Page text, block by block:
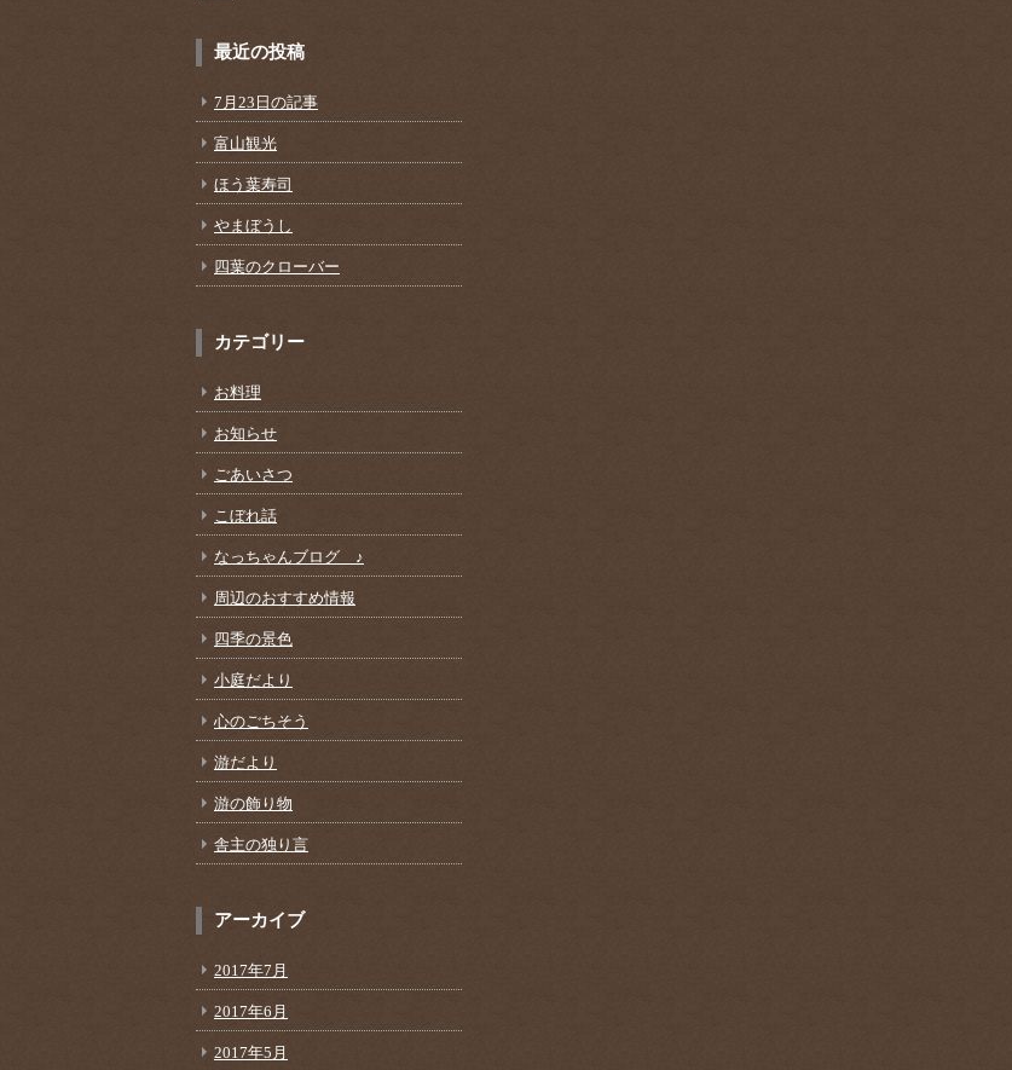
最近の投稿
7月23日の記事
富山観光
ほう葉寿司
やまぼうし
四葉のクローバー
カテゴリー
お料理
お知らせ
ごあいさつ
こぼれ話
なっちゃんブログ ♪
周辺のおすすめ情報
四季の景色
小庭だより
心のごちそう
游だより
游の飾り物
舎主の独り言
アーカイブ
2017年7月
2017年6月
2017年5月